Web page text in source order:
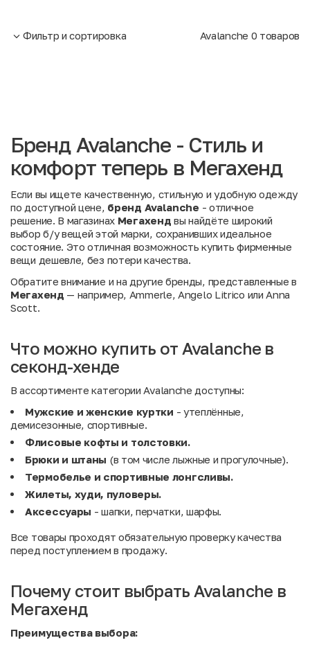
Фильтр и сортировка Avalanche 0 товаров
Бренд Avalanche - Стиль и
комфорт теперь в Мегахенд
Если вы ищете качественную, стильную и удобную одежду
по доступной цене, бренд Avalanche - отличное
решение. В магазинах Мегахенд вы найдёте широкий
выбор б/у вещей этой марки, сохранивших идеальное
состояние. Это отличная возможность купить фирменные
вещи дешевле, без потери качества.
Обратите внимание и на другие бренды, представленные в
Мегахенд — например, Ammerle, Angelo Litrico или Anna
Scott.
Что можно купить от Avalanche в
секонд-хенде
В ассортименте категории Avalanche доступны:
Мужские и женские куртки - утеплённые,
демисезонные, спортивные.
Флисовые кофты и толстовки.
Брюки и штаны (в том числе лыжные и прогулочные).
Термобелье и спортивные лонгсливы.
Жилеты, худи, пуловеры.
Аксессуары - шапки, перчатки, шарфы.
Все товары проходят обязательную проверку качества
перед поступлением в продажу.
Почему стоит выбрать Avalanche в
Мегахенд
Преимущества выбора: